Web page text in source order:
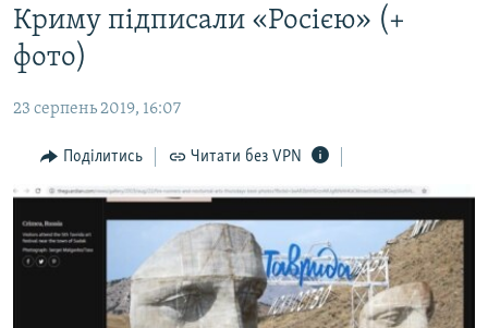
матеріалу
Перейти
до
основної
навігації
Перейти
ВІДЕО ТА ФОТО
БЛОГИ
ПОГЛЯД
ІНТЕРВ'Ю
ВСЕ ЗА ДЕНЬ
СПЕЦПРОЕКТИ
ДЕПОРТАЦІЯ
ЯК ОБІЙТИ БЛОКУВАННЯ
Криму підписали «Росією» (+
фото)
23 серпень 2019, 16:07
Поділитись Читати без VPN